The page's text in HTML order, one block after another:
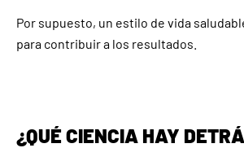
Por supuesto, un estilo de vida
para contribuir a los resultados.
¿QUÉ CIENCIA HAY